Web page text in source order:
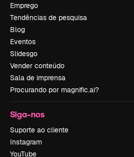
Emprego
Tendências de pesquisa
Blog
Eventos
Slidesgo
Vender conteúdo
Sala de imprensa
Procurando por magnific.ai?
Siga-nos
Suporte ao cliente
Instagram
YouTube